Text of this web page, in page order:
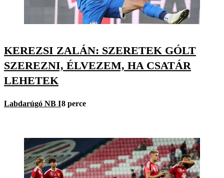
KEREZSI ZALÁN: SZERETEK GÓLT
SZEREZNI, ÉLVEZEM, HA CSATÁR
LEHETEK
Labdarúgó NB I8 perce